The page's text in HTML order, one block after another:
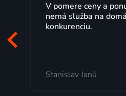
V pomere ceny a
nemá služba na
konkurenciu.
Stanislav Janů